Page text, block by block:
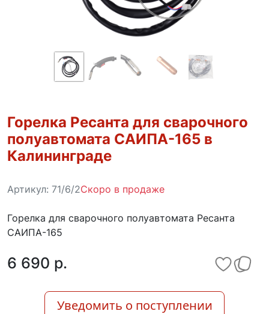
Горелка Ресанта для сварочного
полуавтомата САИПА-165 в
Калининграде
Артикул: 71/6/2Скоро в продаже
Горелка для сварочного полуавтомата Ресанта
САИПА-165
6 690 p.
Уведомить о поступлении